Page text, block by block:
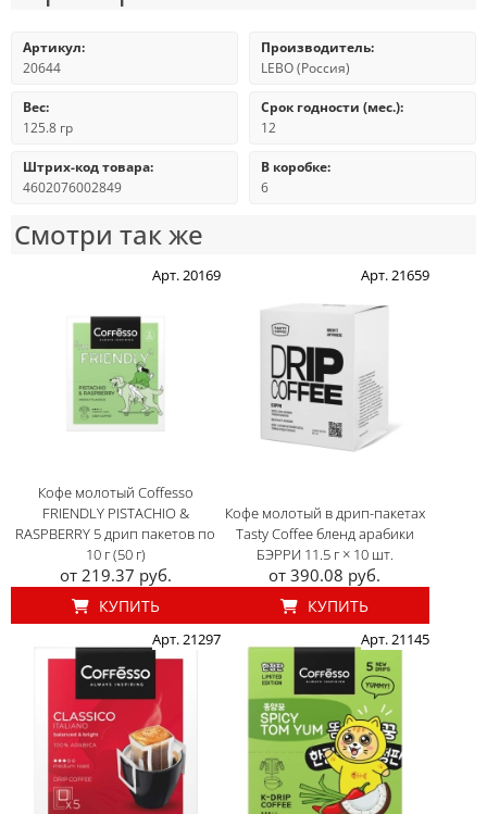
Артикул:
20644
Производитель:
LEBO (Россия)
Вес:
125.8 гр
Срок годности (мес.):
12
Штрих-код товара:
4602076002849
В коробке:
6
Смотри так же
Арт. 20169
Кофе молотый Coffesso
FRIENDLY PISTACHIO &
RASPBERRY 5 дрип пакетов по
10 г (50 г)
от 219.37 руб.
КУПИТЬ
Арт. 21659
Кофе молотый в дрип-пакетах
Tasty Coffee бленд арабики
БЭРРИ 11.5 г × 10 шт.
от 390.08 руб.
КУПИТЬ
Арт. 21297 Арт. 21145